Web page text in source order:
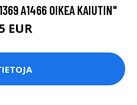
A1466 OIKEA KAIUTIN"
EUR